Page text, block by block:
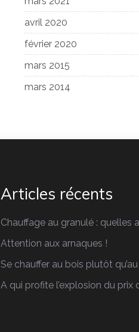
avril 2020
février 2020
mars 2015
mars 2014
Articles récents
Chauffage au granulé : quelles
Attention aux arnaques !
Se chauffer au bois plutôt
A qui profite l’explosion du prix